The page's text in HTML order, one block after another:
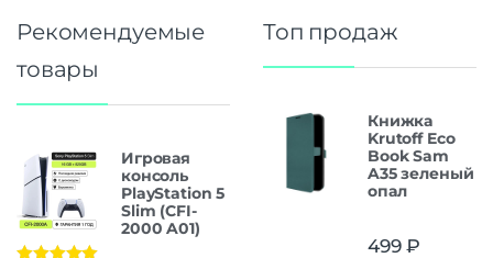
Рекомендуемые
товары
Игровая
консоль
PlayStation 5
Slim (CFI-
2000 A01)
Топ продаж
Книжка
Krutoff Eco
Book Sam
A35 зеленый
опал
499₽